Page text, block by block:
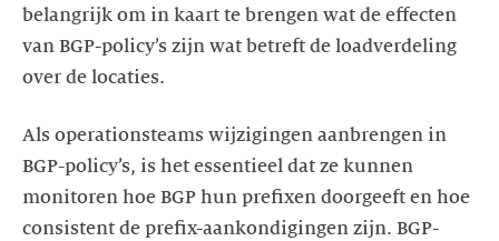
belangrijk om in kaart te brengen wat de effecten
van BGP-policy’s zijn wat betreft de loadverdeling
Als operationsteams wijzigingen aanbrengen in
BGP-policy’s, is het essentieel dat ze kunnen
monitoren hoe BGP hun prefixen doorgeeft en hoe
consistent de prefix-aankondigingen zijn. BGP-